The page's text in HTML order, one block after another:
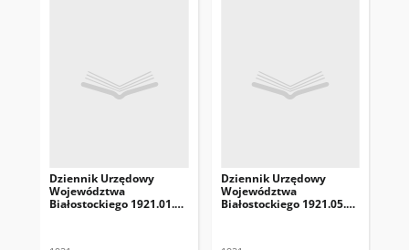
Dziennik Urzędowy
Województwa
Białostockiego 1921.01.01
Dziennik Urzędowy
Województwa
Białostockiego 1921.05.01